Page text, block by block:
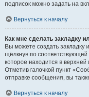
подписок можно задать на
Вернуться к началу
Как мне сделать закладку
Вы можете создать закладку
щёлкнув по
которое находится в
Отметив галочкой пункт
отправке сообщения, вы
Вернуться к началу